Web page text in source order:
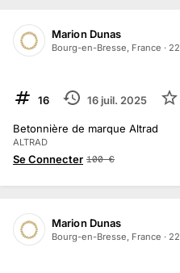
Marion Dunas
Bourg-en-Bresse, France ·
TERMINÉ16 16 juil. 2025
Betonnière de marque Altrad
ALTRAD
Se Connecter 100 €
Marion Dunas
Bourg-en-Bresse, France ·